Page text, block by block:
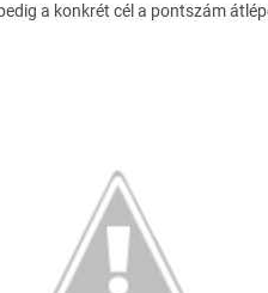
a konkrét cél a pontszám